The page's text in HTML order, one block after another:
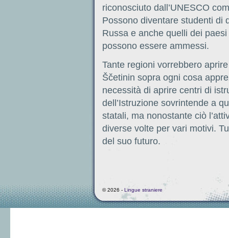
riconosciuto dall’UNESCO
Possono diventare studenti di
Russa e anche quelli dei
possono essere ammessi.
Tante regioni vorrebbero
Ščetinin sopra ogni cosa
necessità di aprire centri di
dell’Istruzione sovrintende a
statali, ma nonostante ciò
diverse volte per vari motivi.
del suo futuro.
© 2026 - Lingue straniere